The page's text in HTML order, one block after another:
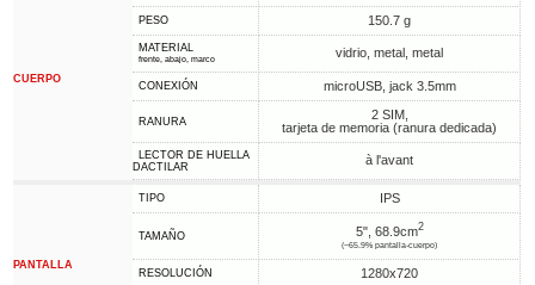
CUERPO
PESO 150.7 g
MATERIAL
frente, abajo, marco vidrio, metal, metal
CONEXIÓN microUSB, jack 3.5mm
RANURA
2 SIM,
tarjeta de memoria (ranura dedicada)
LECTOR DE HUELLA
DACTILAR
à l'avant
PANTALLA
TIPO IPS
TAMAÑO 5", 68.9cm2
(~65.9% pantalla-cuerpo)
RESOLUCIÓN 1280x720